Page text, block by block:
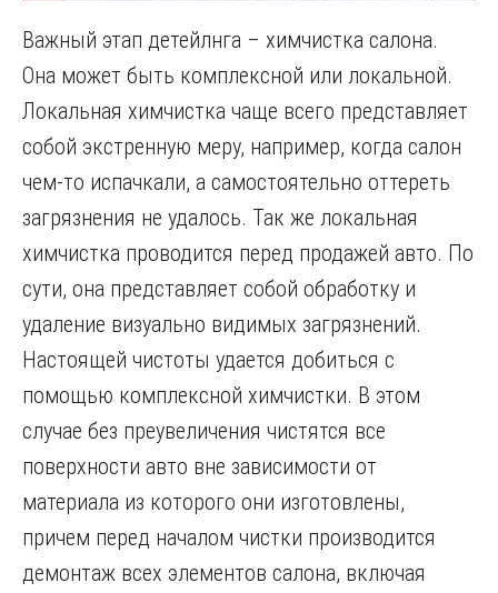
Важный этап детейлнга – химчистка салона.
Она может быть комплексной или локальной.
Локальная химчистка чаще всего представляет
собой экстренную меру, например, когда салон
чем-то испачкали, а самостоятельно оттереть
загрязнения не удалось. Так же локальная
химчистка проводится перед продажей авто. По
сути, она представляет собой обработку и
удаление визуально видимых загрязнений.
Настоящей чистоты удается добиться с
помощью комплексной химчистки. В этом
случае без преувеличения чистятся все
поверхности авто вне зависимости от
материала из которого они изготовлены,
причем перед началом чистки производится
демонтаж всех элементов салона, включая